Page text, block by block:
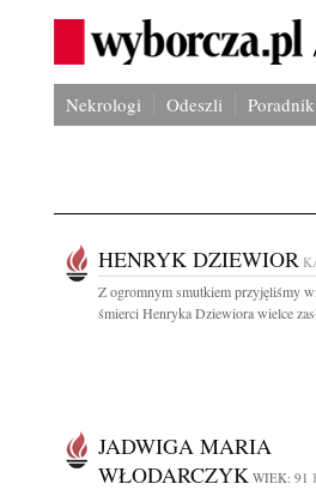
Nekrologi Odeszli
HENRYK DZIEWIOR
Z ogromnym smutkiem przyjęliśmy
śmierci Henryka Dziewiora wielce
JADWIGA MARIA
WŁODARCZYK WIEK: 91